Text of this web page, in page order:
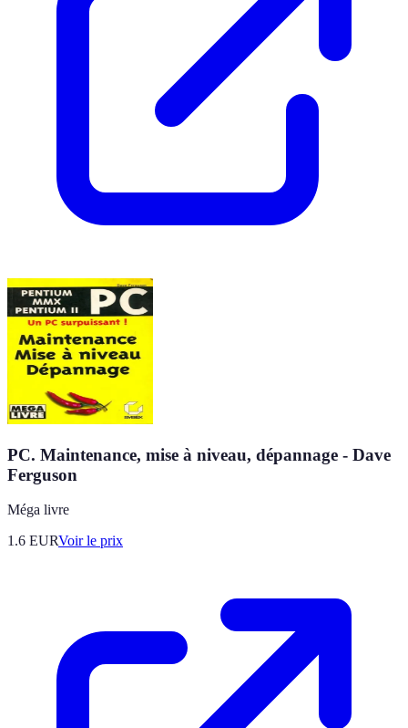
PC. Maintenance, mise à niveau, dépannage - Dave
Ferguson
Méga livre
1.6 EURVoir le prix